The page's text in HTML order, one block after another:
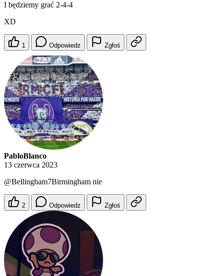
I będziemy grać 2-4-4
XD
1 Odpowiedz Zgłoś
PabloBlanco
13 czerwca 2023
@Bellingham7Birmingham nie
2 Odpowiedz Zgłoś